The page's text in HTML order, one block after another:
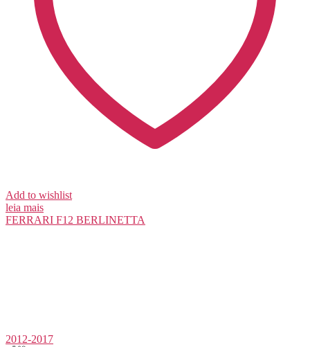
Add to wishlist
leia mais
FERRARI F12 BERLINETTA
2012-2017